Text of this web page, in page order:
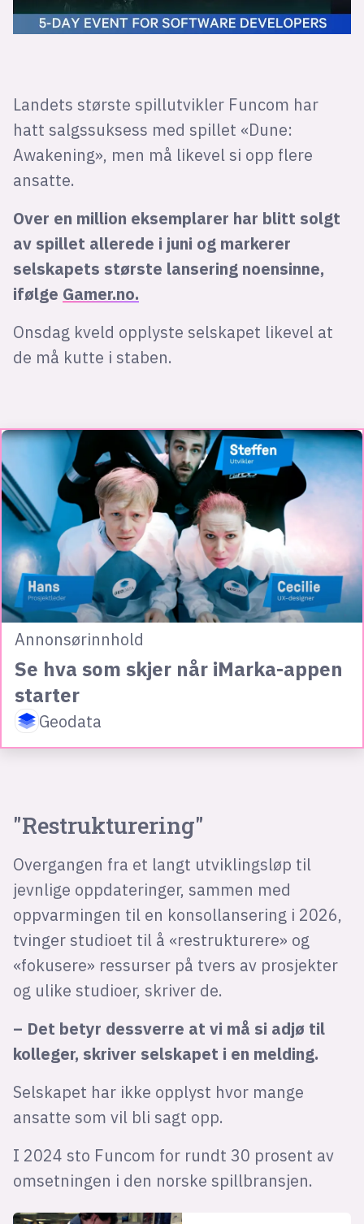
Landets største spillutvikler Funcom har
hatt salgssuksess med spillet «Dune:
Awakening», men må likevel si opp flere
ansatte.
Over en million eksemplarer har blitt solgt
av spillet allerede i juni og markerer
selskapets største lansering noensinne,
ifølge Gamer.no.
Onsdag kveld opplyste selskapet likevel at
de må kutte i staben.
Annonsørinnhold
Se hva som skjer når iMarka-appen
starter
Geodata
"Restrukturering"
Overgangen fra et langt utviklingsløp til
jevnlige oppdateringer, sammen med
oppvarmingen til en konsollansering i 2026,
tvinger studioet til å «restrukturere» og
«fokusere» ressurser på tvers av prosjekter
og ulike studioer, skriver de.
– Det betyr dessverre at vi må si adjø til
kolleger, skriver selskapet i en melding.
Selskapet har ikke opplyst hvor mange
ansatte som vil bli sagt opp.
I 2024 sto Funcom for rundt 30 prosent av
omsetningen i den norske spillbransjen.